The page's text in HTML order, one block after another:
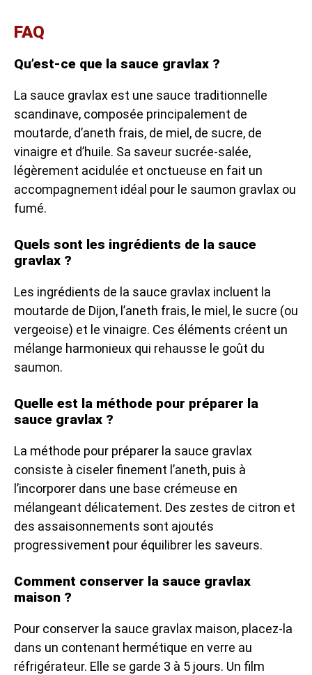
FAQ
Qu’est-ce que la sauce gravlax ?
La sauce gravlax est une sauce traditionnelle
scandinave, composée principalement de
moutarde, d’aneth frais, de miel, de sucre, de
vinaigre et d’huile. Sa saveur sucrée-salée,
légèrement acidulée et onctueuse en fait un
accompagnement idéal pour le saumon gravlax ou
fumé.
Quels sont les ingrédients de la sauce
gravlax ?
Les ingrédients de la sauce gravlax incluent la
moutarde de Dijon, l’aneth frais, le miel, le sucre (ou
vergeoise) et le vinaigre. Ces éléments créent un
mélange harmonieux qui rehausse le goût du
saumon.
Quelle est la méthode pour préparer la
sauce gravlax ?
La méthode pour préparer la sauce gravlax
consiste à ciseler finement l’aneth, puis à
l’incorporer dans une base crémeuse en
mélangeant délicatement. Des zestes de citron et
des assaisonnements sont ajoutés
progressivement pour équilibrer les saveurs.
Comment conserver la sauce gravlax
maison ?
Pour conserver la sauce gravlax maison, placez-la
dans un contenant hermétique en verre au
réfrigérateur. Elle se garde 3 à 5 jours. Un film